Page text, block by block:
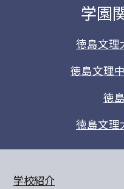
学園
徳島文理
徳島文理
徳
徳島文理
学校紹介